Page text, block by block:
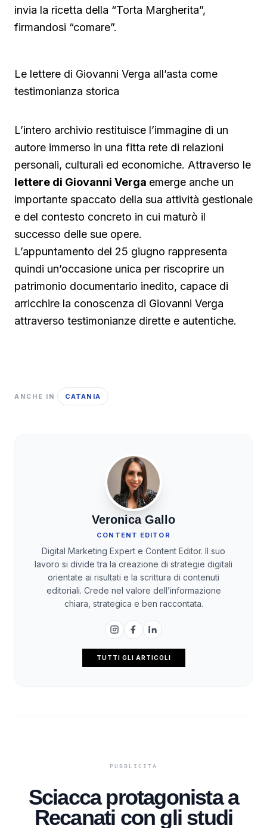
invia la ricetta della “Torta Margherita”,
firmandosi “comare”.
Le lettere di Giovanni Verga all’asta come
testimonianza storica
L’intero archivio restituisce l’immagine di un
autore immerso in una fitta rete di relazioni
personali, culturali ed economiche. Attraverso le
lettere di Giovanni Verga emerge anche un
importante spaccato della sua attività gestionale
e del contesto concreto in cui maturò il
successo delle sue opere.
L’appuntamento del 25 giugno rappresenta
quindi un’occasione unica per riscoprire un
patrimonio documentario inedito, capace di
arricchire la conoscenza di Giovanni Verga
attraverso testimonianze dirette e autentiche.
ANCHE IN CATANIA
Veronica Gallo
CONTENT EDITOR
Digital Marketing Expert e Content Editor. Il suo
lavoro si divide tra la creazione di strategie digitali
orientate ai risultati e la scrittura di contenuti
editoriali. Crede nel valore dell’informazione
chiara, strategica e ben raccontata.
TUTTI GLI ARTICOLI
Sciacca protagonista a
Recanati con gli studi